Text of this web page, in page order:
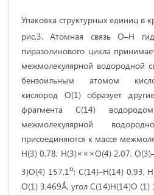
Упаковка структурных единиц в
рис.3. Атомная связь О–Н
пиразолинового цикла
межмолекулярной водородной
бензоильным атомом
кислород О(1) образует
фрагмента С(14)
межмолекулярной
присоединяются к массе
Н(3) 0,78, H(3)×××O(4) 2,07,
3)О(4) 157,1о; C(14)–H(14) 0,93,
О(1) 3,469Ǻ, угол C(14)H(14)О (1)